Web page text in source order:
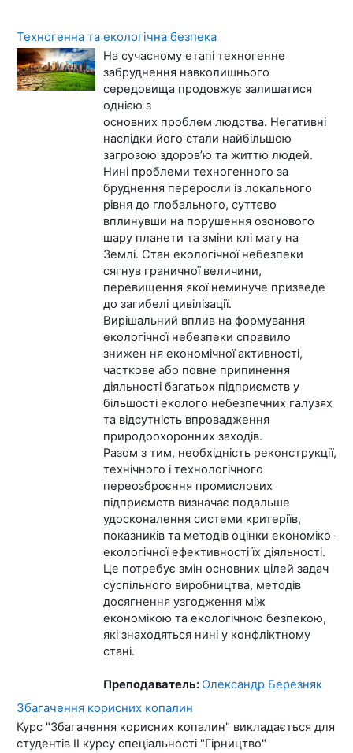
Техногенна та екологічна безпека
На сучасному етапі техногенне
забруднення навколишнього
середовища продовжує залишатися
однією з
основних проблем людства. Негативні
наслідки його стали найбільшою
загрозою здоров’ю та життю людей.
Нині проблеми техногенного за
бруднення переросли із локального
рівня до глобального, суттєво
вплинувши на порушення озонового
шару планети та зміни клі мату на
Землі. Стан екологічної небезпеки
сягнув граничної величини,
перевищення якої неминуче призведе
до загибелі цивілізації.
Вирішальний вплив на формування
екологічної небезпеки справило
знижен ня економічної активності,
часткове або повне припинення
діяльності багатьох підприємств у
більшості еколого небезпечних галузях
та відсутність впровадження
природоохоронних заходів.
Разом з тим, необхідність реконструкції,
технічного і технологічного
переозброєння промислових
підприємств визначає подальше
удосконалення системи критеріїв,
показників та методів оцінки економіко-
екологічної ефективності їх діяльності.
Це потребує змін основних цілей задач
суспільного виробництва, методів
досягнення узгодження між
економікою та екологічною безпекою,
які знаходяться нині у конфліктному
стані.
Преподаватель:Олександр Березняк
Збагачення корисних копалин
Курс "Збагачення корисних копалин" викладається для
студентів ІІ курсу спеціальності "Гірництво"